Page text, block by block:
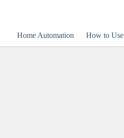
Home Automation How to Use